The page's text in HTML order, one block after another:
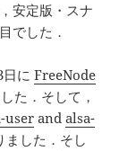
安定版・スナ
でした．
日にFreeNode
た．そして，
userandalsa-
ました．そし